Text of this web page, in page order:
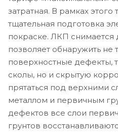
затратная. В рамках
тщательная подготовка
покраске. ЛКП снимается
позволяет обнаружить не
поверхностные дефекты,
сколы, но и скрытую
прятаться под верхними
металлом и первичным
дефектов все слои
грунтов